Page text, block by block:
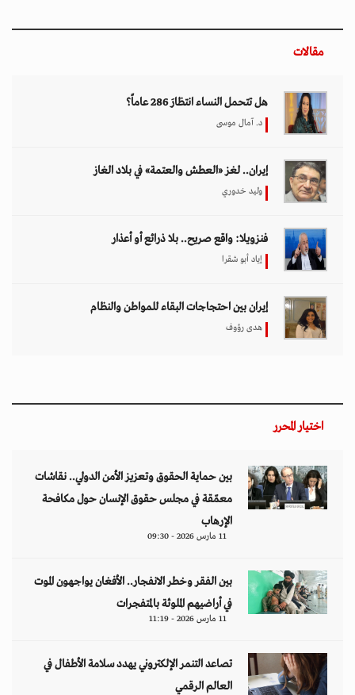
مقالات
هل تتحمل النساء انتظارَ 286 عاماً؟
د. آمال موسى
إيران.. لغز «العطش والعتمة» في بلاد الغاز
وليد خدوري
فنزويلا: واقع صريح.. بلا ذرائع أو أعذار
إياد أبو شقرا
إيران بين احتجاجات البقاء للمواطن والنظام
هدى رؤوف
اختيار المحرر
بين حماية الحقوق وتعزيز الأمن الدولي.. نقاشات
معمّقة في مجلس حقوق الإنسان حول مكافحة
الإرهاب
11 مارس 2026 - 09:30
بين الفقر وخطر الانفجار.. الأفغان يواجهون الموت
في أراضيهم الملوثة بالمتفجرات
11 مارس 2026 - 11:19
تصاعد التنمر الإلكتروني يهدد سلامة الأطفال في
العالم الرقمي